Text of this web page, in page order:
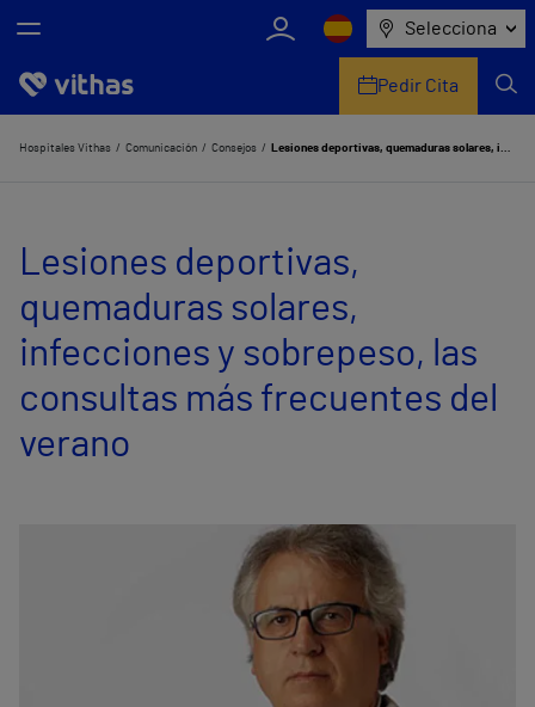
Selecciona
Nosotros
Servicios de salud
Equipo médico y asistencial
Pedir Cita
Hospitales Vithas Comunicación Consejos Lesiones deportivas, quemaduras solares, infecciones y sobrepeso, las consultas más frecuentes del verano
Lesiones deportivas,
quemaduras solares,
infecciones y sobrepeso, las
consultas más frecuentes del
verano